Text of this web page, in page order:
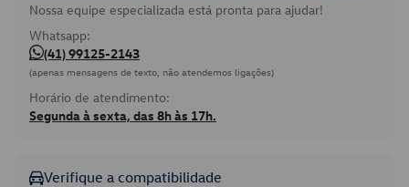
Nossa equipe especializada está pronta para ajudar!
Whatsapp:
(41) 99125-2143
(apenas mensagens de texto, não atendemos ligações)
Horário de atendimento:
Segunda à sexta, das 8h às 17h.
Verifique a compatibilidade